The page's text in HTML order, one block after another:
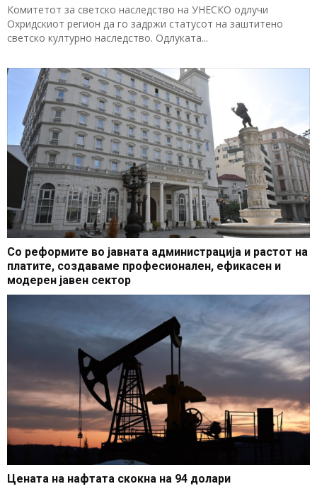
Комитетот за светско наследство на УНЕСКО одлучи
Охридскиот регион да го задржи статусот на заштитено
светско културно наследство. Одлуката...
Со реформите во јавната администрација и растот на
платите, создаваме професионален, ефикасен и
модерен јавен сектор
Цената на нафтата скокна на 94 долари